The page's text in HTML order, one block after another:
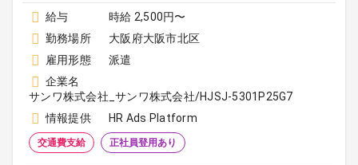
給与
時給 2,500円〜
勤務場所
大阪府大阪市北区
雇用形態
派遣
企業名
サンワ株式会社_サンワ株式会社/HJSJ-5301P25G7
情報提供
HR Ads Platform
交通費支給 正社員登用あり